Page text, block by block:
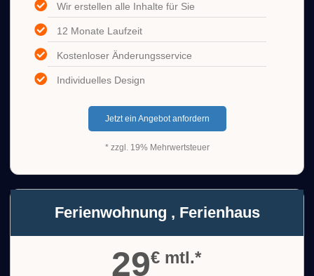
Wir erstellen alle Inhalte für Sie
12 Monate Laufzeit
Kostenloser Änderungsservice
Individuelles Design
Jetzt ein Angebot anfordern
* zzgl. 19% Mehrwertsteuer
Ferienwohnung , Ferienhaus
29€ mtl.*